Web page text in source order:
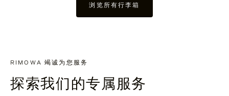
浏览所有行李箱
RIMOWA 竭诚为您服务
探索我们的专属服务